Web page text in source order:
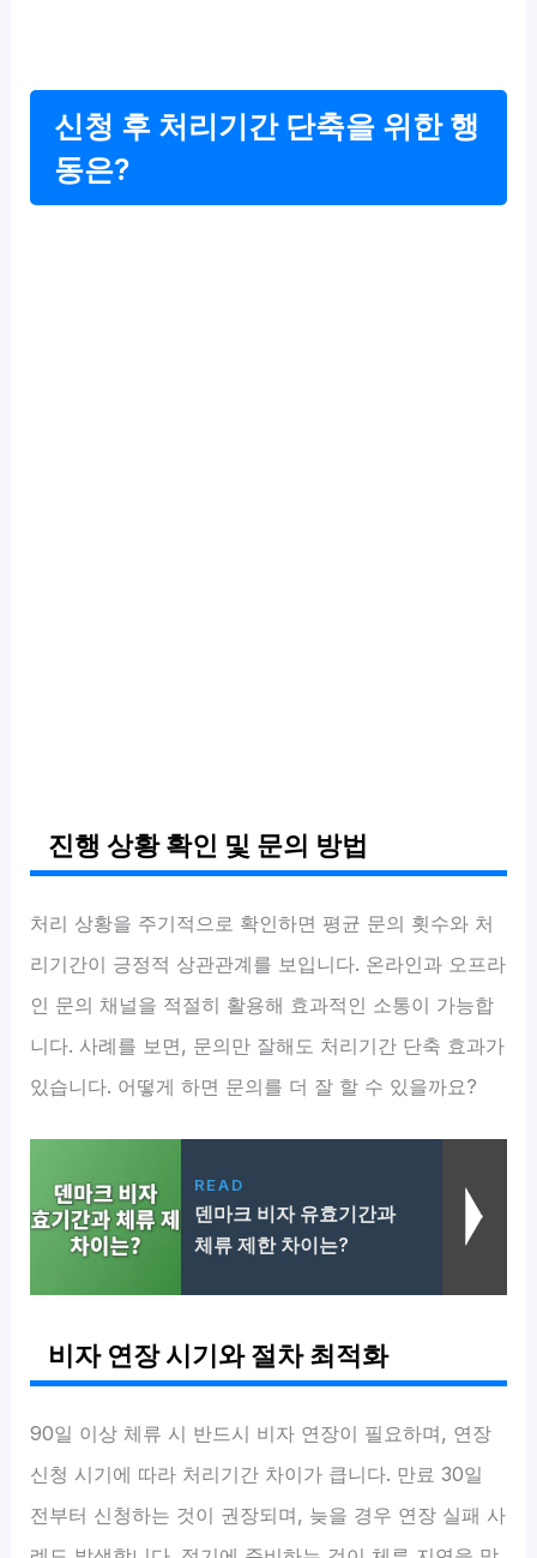
신청 후 처리기간 단축을 위한 행
동은?
진행 상황 확인 및 문의 방법
처리 상황을 주기적으로 확인하면 평균 문의 횟수와 처
리기간이 긍정적 상관관계를 보입니다. 온라인과 오프라
인 문의 채널을 적절히 활용해 효과적인 소통이 가능합
니다. 사례를 보면, 문의만 잘해도 처리기간 단축 효과가
있습니다. 어떻게 하면 문의를 더 잘 할 수 있을까요?
READ
덴마크 비자 유효기간과
체류 제한 차이는?
비자 연장 시기와 절차 최적화
90일 이상 체류 시 반드시 비자 연장이 필요하며, 연장
신청 시기에 따라 처리기간 차이가 큽니다. 만료 30일
전부터 신청하는 것이 권장되며, 늦을 경우 연장 실패 사